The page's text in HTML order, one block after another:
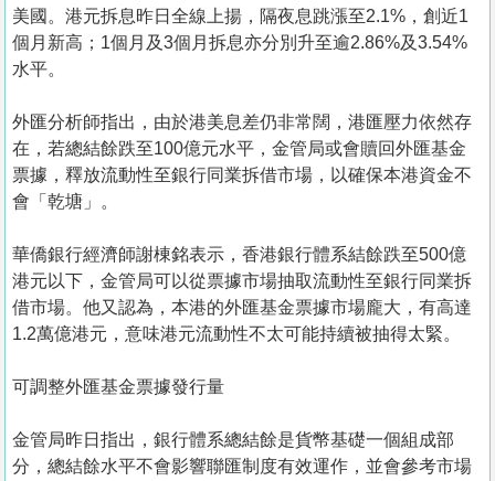
美國。港元拆息昨日全線上揚，隔夜息跳漲至2.1%，創近1
個月新高；1個月及3個月拆息亦分別升至逾2.86%及3.54%
水平。
外匯分析師指出，由於港美息差仍非常闊，港匯壓力依然存
在，若總結餘跌至100億元水平，金管局或會贖回外匯基金
票據，釋放流動性至銀行同業拆借市場，以確保本港資金不
會「乾塘」。
華僑銀行經濟師謝棟銘表示，香港銀行體系結餘跌至500億
港元以下，金管局可以從票據市場抽取流動性至銀行同業拆
借市場。他又認為，本港的外匯基金票據市場龐大，有高達
1.2萬億港元，意味港元流動性不太可能持續被抽得太緊。
可調整外匯基金票據發行量
金管局昨日指出，銀行體系總結餘是貨幣基礎一個組成部
分，總結餘水平不會影響聯匯制度有效運作，並會參考市場